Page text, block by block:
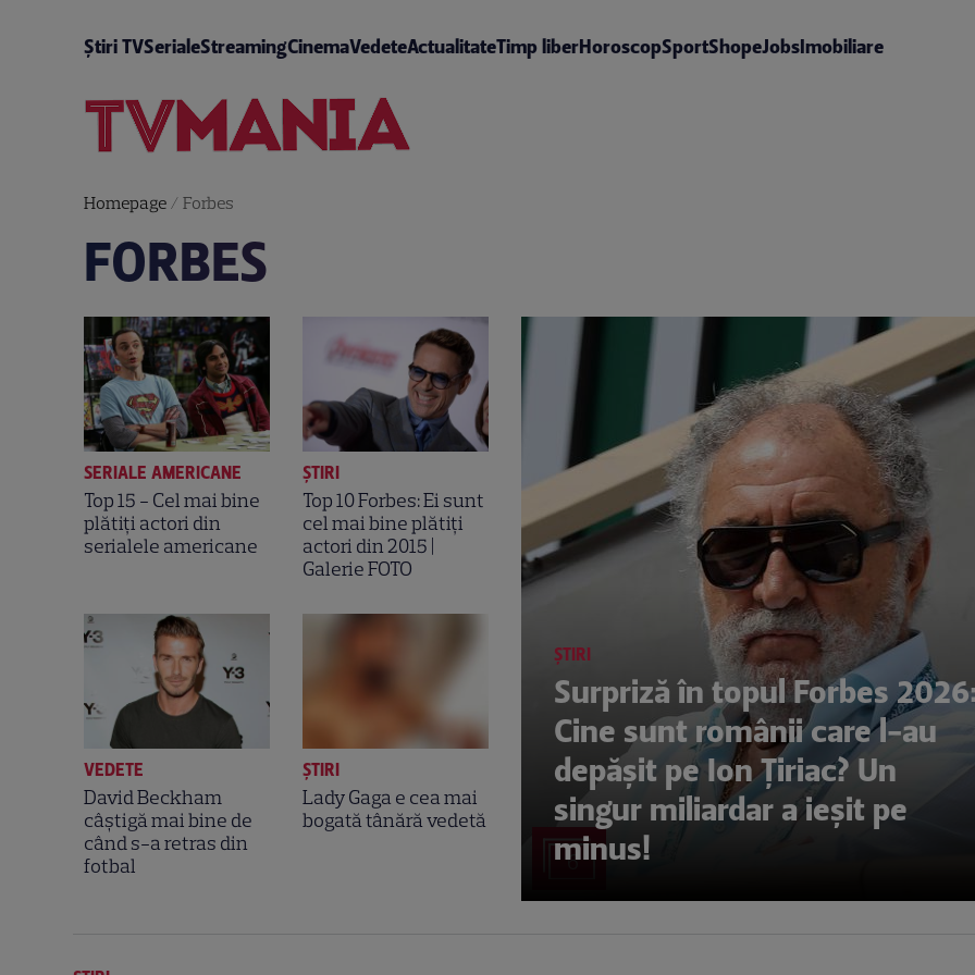
Știri TVSerialeStreamingCinemaVedeteActualitateTimp liberHoroscopSportShopeJobsImobiliare
Homepage/ Forbes
FORBES
SERIALE AMERICANE
Top 15 - Cel mai bine
plătiți actori din
serialele americane
ȘTIRI
Top 10 Forbes: Ei sunt
cel mai bine plătiți
actori din 2015 |
Galerie FOTO
VEDETE
David Beckham
câștigă mai bine de
când s-a retras din
fotbal
ȘTIRI
Lady Gaga e cea mai
bogată tânără vedetă
6
ȘTIRI
Surpriză în topul Forbes
Cine sunt românii care l-au
depășit pe Ion Țiriac? Un
singur miliardar a ieșit pe
minus!